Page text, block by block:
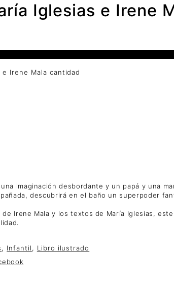
Iglesias e Irene
e Irene Mala cantidad
imaginación desbordante y un papá y una
descubrirá en el baño un superpoder
de Irene Mala y los textos de María Iglesias,
, Infantil, Libro ilustrado